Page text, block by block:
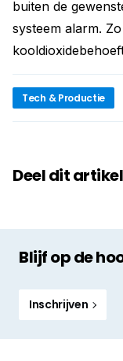
buiten de
systeem alarm.
Tech & Productie
Deel dit artikel
Blijf op de
Inschrijven